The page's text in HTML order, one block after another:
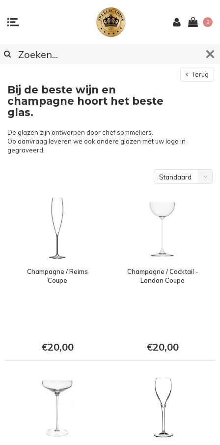
0
Terug
Bij de beste wijn en
champagne hoort het beste
glas.
De glazen zijn ontworpen door chef sommeliers.
Op aanvraag leveren we ook andere glazen met uw logo in
gegraveerd.
Standaard
Champagne / Reims
Coupe
€20,00
Champagne / Cocktail -
London Coupe
€20,00